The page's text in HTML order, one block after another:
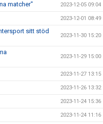
matcher" 2023-12-05 09:04
2023-12-01 08:49
sitt stöd
2023-11-30 15:20
2023-11-29 15:00
2023-11-27 13:15
2023-11-26 13:32
2023-11-24 15:36
2023-11-24 11:16